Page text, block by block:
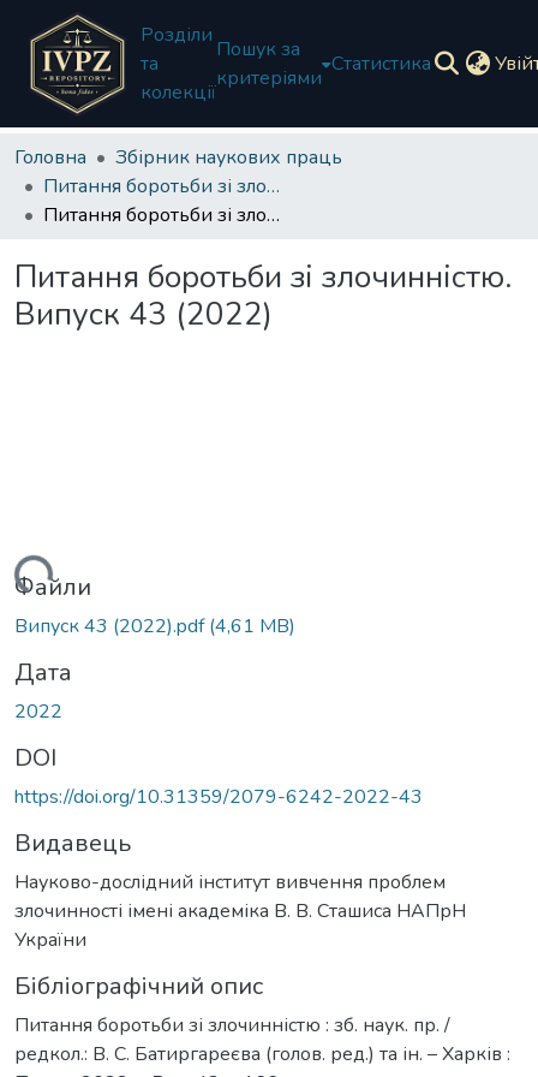
Розділи
та
колекції
Пошук за
критеріями
Статистика
Головна
Збірник наукових праць
Питання боротьби зі злочинністю
Питання боротьби зі злочинністю. Випуск 43 (2022)
Питання боротьби зі злочинністю.
Випуск 43 (2022)
Файли
Випуск 43 (2022).pdf(4,61 MB)
Дата
2022
DOI
https://doi.org/10.31359/2079-6242-2022-43
Видавець
Науково-дослідний інститут вивчення проблем
злочинності імені академіка В. В. Сташиса НАПрН
України
Бібліографічний опис
Питання боротьби зі злочинністю : зб. наук. пр. /
редкол.: В. С. Батиргареєва (голов. ред.) та ін. – Харків :